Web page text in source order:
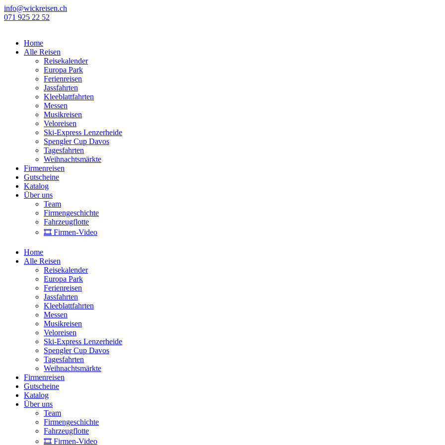
Zum
Inhalt
info@wickreisen.ch
071 925 22 52
Home
Alle Reisen
Reisekalender
Europa Park
Ferienreisen
Jassfahrten
Kleeblattfahrten
Messen
Musikreisen
Veloreisen
Ski-Express Lenzerheide
Spengler Cup Davos
Tagesfahrten
Weihnachtsmärkte
Firmenreisen
Gutscheine
Katalog
Über uns
Team
Firmengeschichte
Fahrzeugflotte
🎞 Firmen-Video
Home
Alle Reisen
Reisekalender
Europa Park
Ferienreisen
Jassfahrten
Kleeblattfahrten
Messen
Musikreisen
Veloreisen
Ski-Express Lenzerheide
Spengler Cup Davos
Tagesfahrten
Weihnachtsmärkte
Firmenreisen
Gutscheine
Katalog
Über uns
Team
Firmengeschichte
Fahrzeugflotte
🎞 Firmen-Video